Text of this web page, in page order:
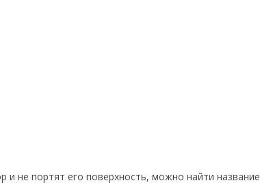
и не портят его поверхность, можно найти название